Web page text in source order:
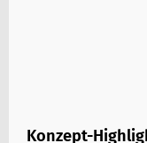
Konzept-